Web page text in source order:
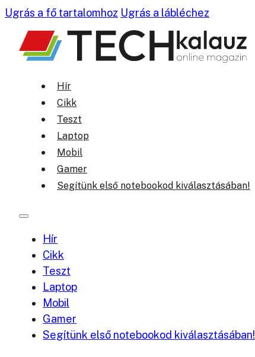
Ugrás a fő tartalomhoz Ugrás a lábléchez
Hír
Cikk
Teszt
Laptop
Mobil
Gamer
Segítünk első notebookod kiválasztásában!
Hír
Cikk
Teszt
Laptop
Mobil
Gamer
Segítünk első notebookod kiválasztásában!